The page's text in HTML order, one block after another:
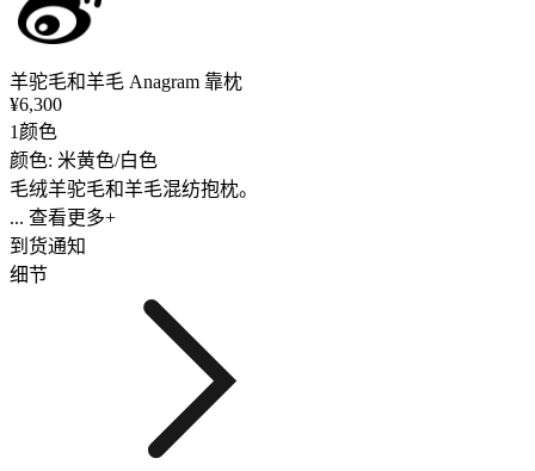
羊驼毛和羊毛 Anagram 靠枕
¥6,300
1颜色
颜色: 米黄色/白色
毛绒羊驼毛和羊毛混纺抱枕。
... 查看更多+
到货通知
细节